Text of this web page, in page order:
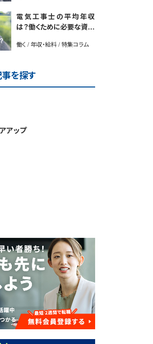
電気工事士の平均年収
は？働くために必要な資格
働く / 年収・給料 / 特集コラム
を探す
アップ